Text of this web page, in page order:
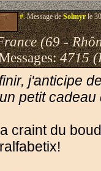
#.Message deSolmyrle
(69 -
4715
j'anticipe
petit cadeau
craint du